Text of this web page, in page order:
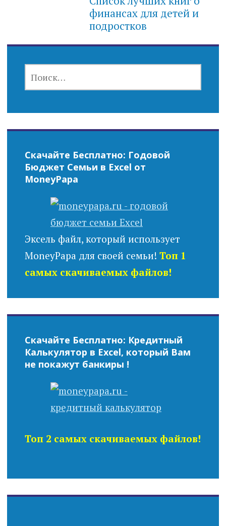
финансах для детей и
подростков
Скачайте Бесплатно: Годовой
Бюджет Семьи в Excel от
MoneyPapa
Эксель файл, который использует
MoneyPapa для своей семьи! Топ 1
самых скачиваемых файлов!
Скачайте Бесплатно: Кредитный
Калькулятор в Excel, который Вам
не покажут банкиры !
Топ 2 самых скачиваемых файлов!